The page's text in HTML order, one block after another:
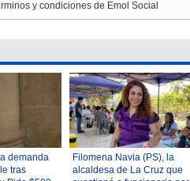
y condiciones de Emol Social
demanda
tras
Filomena Navia (PS), la
alcaldesa de La Cruz que